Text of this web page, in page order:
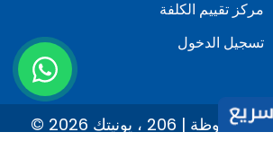
مركز تقييم الكلفة
تسجيل الدخول
© 2026 كيور انديا. كل الحقوق محفوظة | 206 ، يونيتك